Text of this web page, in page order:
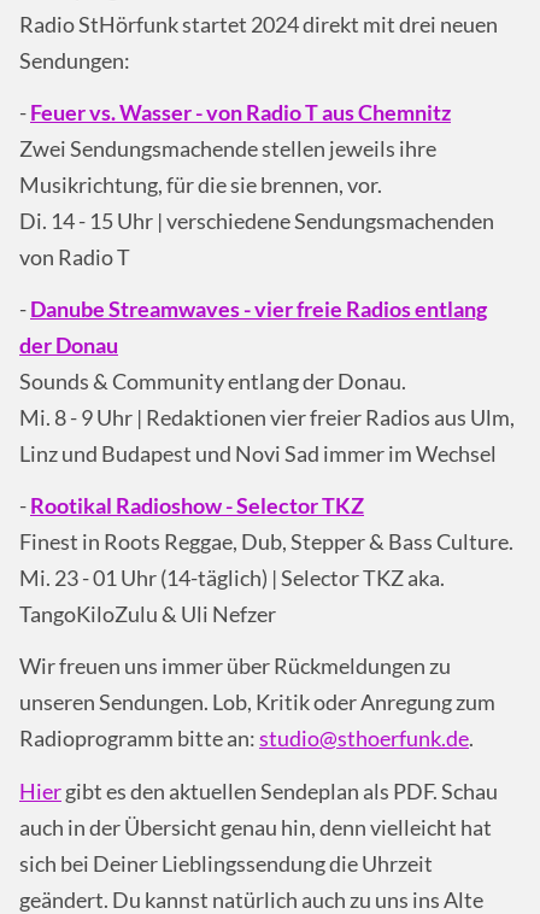
Radio StHörfunk startet 2024 direkt mit drei neuen
Sendungen:
-Feuer vs. Wasser - von Radio T aus Chemnitz
Zwei Sendungsmachende stellen jeweils ihre
Musikrichtung, für die sie brennen, vor.
Di. 14 - 15 Uhr | verschiedene Sendungsmachenden
von Radio T
-Danube Streamwaves - vier freie Radios entlang
der Donau
Sounds & Community entlang der Donau.
Mi. 8 - 9 Uhr | Redaktionen vier freier Radios aus Ulm,
Linz und Budapest und Novi Sad immer im Wechsel
-Rootikal Radioshow - Selector TKZ
Finest in Roots Reggae, Dub, Stepper & Bass Culture.
Mi. 23 - 01 Uhr (14-täglich) | Selector TKZ aka.
TangoKiloZulu & Uli Nefzer
Wir freuen uns immer über Rückmeldungen zu
unseren Sendungen. Lob, Kritik oder Anregung zum
Radioprogramm bitte an:studio@sthoerfunk.de.
Hiergibt es den aktuellen Sendeplan als PDF. Schau
auch in der Übersicht genau hin, denn vielleicht hat
sich bei Deiner Lieblingssendung die Uhrzeit
geändert. Du kannst natürlich auch zu uns ins Alte